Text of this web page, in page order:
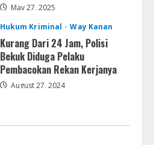
May 27, 2025
Hukum Kriminal
Way Kanan
Kurang Dari 24 Jam, Polisi
Bekuk Diduga Pelaku
Pembacokan Rekan Kerjanya
August 27, 2024